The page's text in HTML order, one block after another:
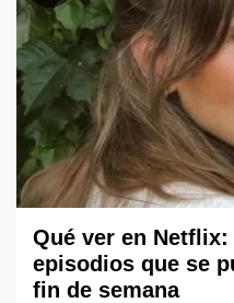
Qué ver en
episodios que se
fin de semana